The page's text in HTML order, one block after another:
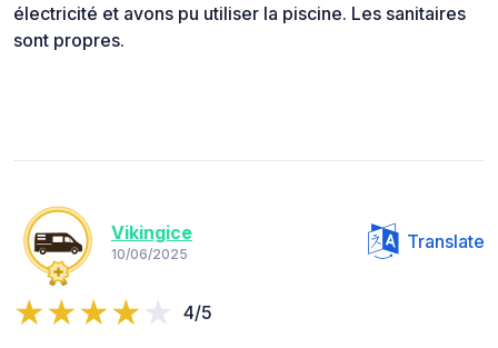
électricité et avons pu utiliser la piscine. Les sanitaires
sont propres.
Vikingice
10/06/2025
Translate
4/5